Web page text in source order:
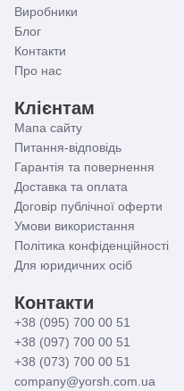
Виробники
Блог
Контакти
Про нас
Клієнтам
Мапа сайту
Питання-відповідь
Гарантія та повернення
Доставка та оплата
Договір публічної оферти
Умови використання
Політика конфіденційності
Для юридичних осіб
Контакти
+38 (095) 700 00 51
+38 (097) 700 00 51
+38 (073) 700 00 51
company@yorsh.com.ua